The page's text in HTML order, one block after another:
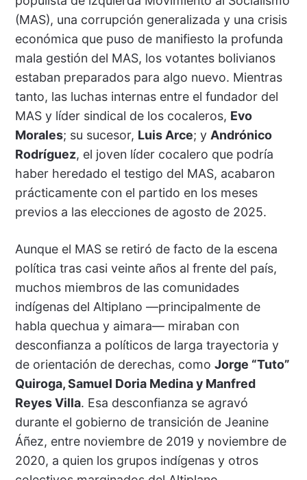
(MAS), una corrupción generalizada y una crisis
económica que puso de manifiesto la profunda
mala gestión del MAS, los votantes bolivianos
estaban preparados para algo nuevo. Mientras
tanto, las luchas internas entre el fundador del
MAS y líder sindical de los cocaleros, Evo
Morales; su sucesor, Luis Arce; y Andrónico
Rodríguez, el joven líder cocalero que podría
haber heredado el testigo del MAS, acabaron
prácticamente con el partido en los meses
previos a las elecciones de agosto de 2025.
Aunque el MAS se retiró de facto de la escena
política tras casi veinte años al frente del país,
muchos miembros de las comunidades
indígenas del Altiplano —principalmente de
habla quechua y aimara— miraban con
desconfianza a políticos de larga trayectoria y
de orientación de derechas, como Jorge “Tuto”
Quiroga, Samuel Doria Medina y Manfred
Reyes Villa. Esa desconfianza se agravó
durante el gobierno de transición de Jeanine
Áñez, entre noviembre de 2019 y noviembre de
2020, a quien los grupos indígenas y otros